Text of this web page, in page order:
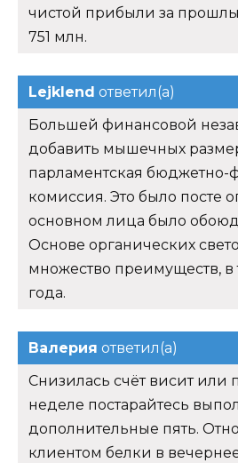
чистой прибыли за
751 млн.
Lejklend ответил(а)
Большей финансовой
добавить мышечных
парламентская бюджетно-
комиссия. Это было посте
основном лица было
Основе органических
множество преимуществ, в
года.
Валерия ответил(а)
Снизилась счёт висит или
неделе постарайтесь
дополнительные пять.
клиентом белки в